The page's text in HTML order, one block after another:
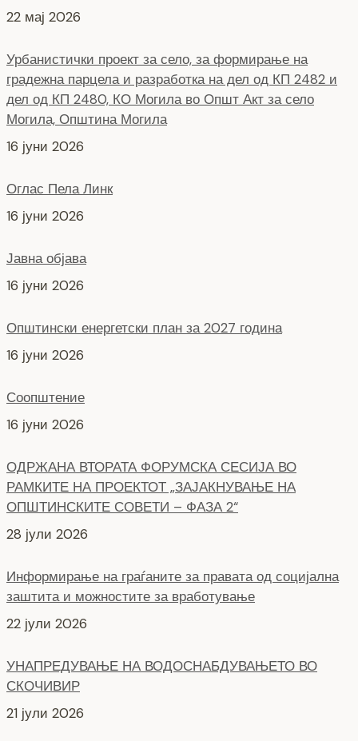
22 мај 2026
Урбанистички проект за село, за формирање на
градежна парцела и разработка на дел од КП 2482 и
дел од КП 2480, КО Могила во Општ Акт за село
Могила, Општина Могила
16 јуни 2026
Оглас Пела Линк
16 јуни 2026
Јавна објава
16 јуни 2026
Општински енергетски план за 2027 година
16 јуни 2026
Соопштение
16 јуни 2026
ОДРЖАНА ВТОРАТА ФОРУМСКА СЕСИЈА ВО
РАМКИТЕ НА ПРОЕКТОТ „ЗАЈАКНУВАЊЕ НА
ОПШТИНСКИТЕ СОВЕТИ – ФАЗА 2“
28 јули 2026
Информирање на граѓаните за правата од социјална
заштита и можностите за вработување
22 јули 2026
УНАПРЕДУВАЊЕ НА ВОДОСНАБДУВАЊЕТО ВО
СКОЧИВИР
21 јули 2026